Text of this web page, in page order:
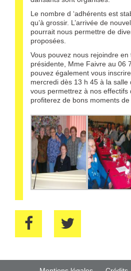
Le nombre d ‘adhérents est
qu’à grossir. L’arrivée de
pourrait nous permettre de
proposées.
Vous pouvez nous rejoindre en
présidente, Mme Faivre au 06
pouvez également vous
mercredi dès 13 h 45 à la salle
vous permettrez à nos effectifs
profiterez de bons moments de